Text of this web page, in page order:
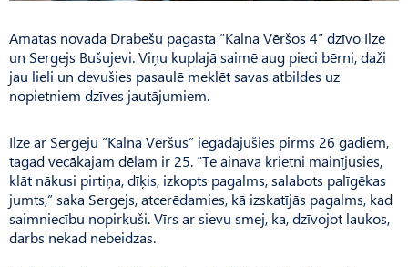
Amatas novada Drabešu pagasta “Kalna Vēršos 4” dzīvo Ilze
un Sergejs Bušujevi. Viņu kuplajā saimē aug pieci bērni, daži
jau lieli un devušies pasaulē meklēt savas atbildes uz
nopietniem dzīves jautājumiem.
Ilze ar Sergeju “Kalna Vēršus” iegādājušies pirms 26 gadiem,
tagad vecākajam dēlam ir 25. “Te ainava krietni mainījusies,
klāt nākusi pirtiņa, dīķis, izkopts pagalms, salabots palīgēkas
jumts,” saka Sergejs, atcerēdamies, kā izskatījās pagalms, kad
saimniecību nopirkuši. Vīrs ar sievu smej, ka, dzīvojot laukos,
darbs nekad nebeidzas.